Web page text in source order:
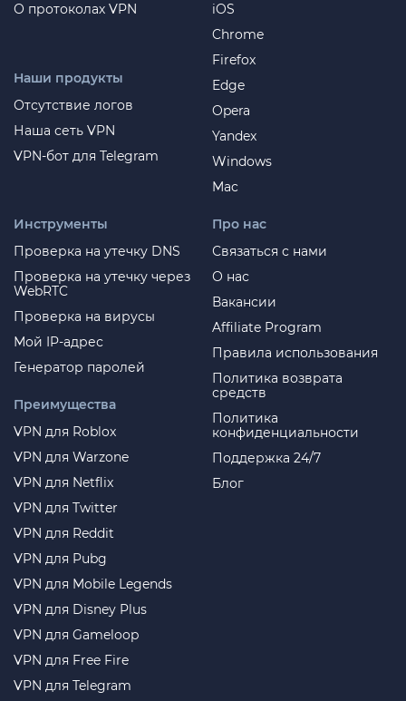
О протоколах VPN
Наши продукты
Отсутствие логов
Наша сеть VPN
VPN-бот для Telegram
iOS
Chrome
Firefox
Edge
Opera
Yandex
Windows
Mac
Про нас
Связаться с нами
О нас
Вакансии
Affiliate Program
Правила использования
Политика возврата
средств
Политика
конфиденциальности
Поддержка 24/7
Блог
Инструменты
Проверка на утечку DNS
Проверка на утечку через
WebRTC
Проверка на вирусы
Мой IP-адрес
Генератор паролей
Преимущества
VPN для Roblox
VPN для Warzone
VPN для Netflix
VPN для Twitter
VPN для Reddit
VPN для Pubg
VPN для Mobile Legends
VPN для Disney Plus
VPN для Gameloop
VPN для Free Fire
VPN для Telegram